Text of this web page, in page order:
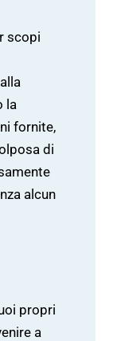
scopi
la
fornite,
di
alcun
propri
a